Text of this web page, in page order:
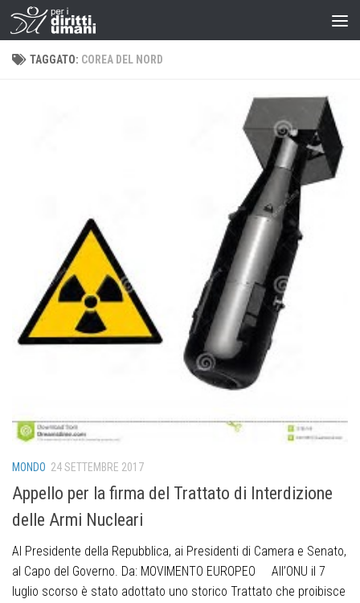
TAGGATO: COREA DEL NORD
MONDO 24 SETTEMBRE 2017
Appello per la firma del Trattato di Interdizione
delle Armi Nucleari
Al Presidente della Repubblica, ai Presidenti di Camera e Senato,
al Capo del Governo. Da: MOVIMENTO EUROPEO All’ONU il 7
luglio scorso è stato adottato uno storico Trattato che proibisce